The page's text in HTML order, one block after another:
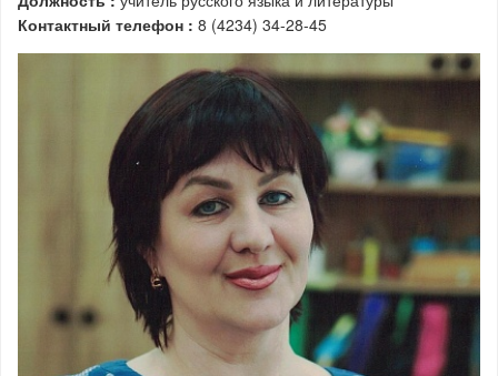
Контактный телефон : 8 (4234) 34-28-45